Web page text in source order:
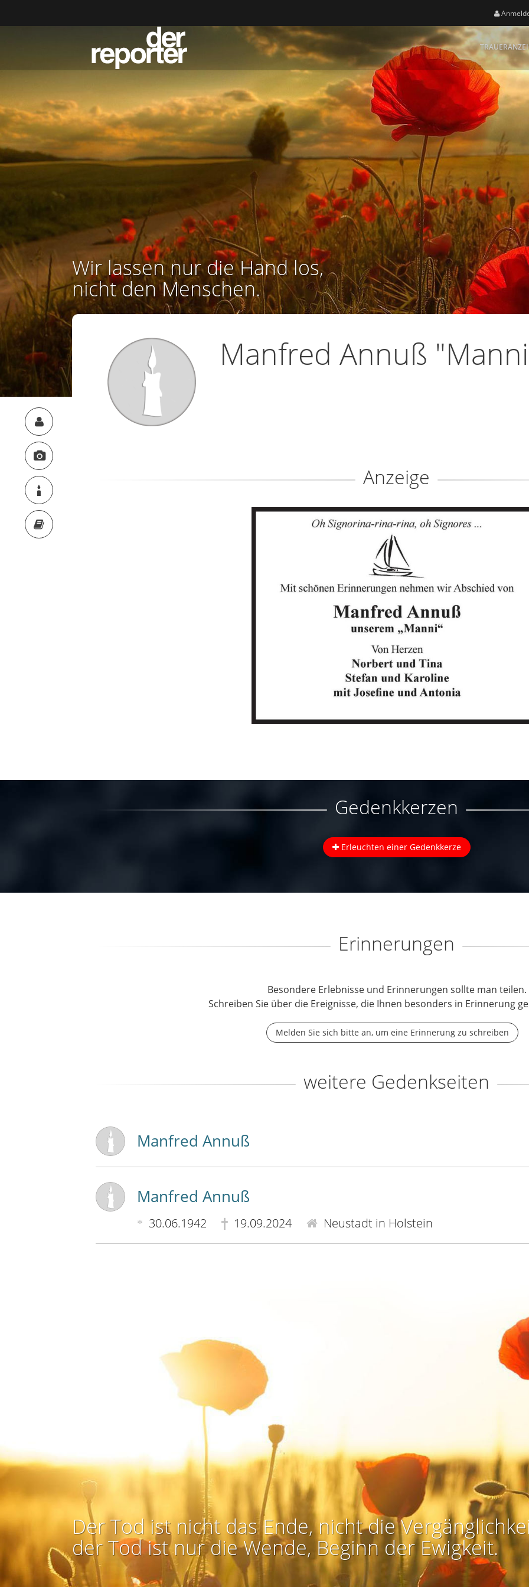
Wir lassen nur die Hand los,
nicht den Menschen.
Manfred Annuß
Anzeige
Gedenkkerzen
Erleuchten einer Gedenkkerze
Erinnerungen
Besondere Erlebnisse und Erinnerungen sollte man teilen.
Schreiben Sie über die Ereignisse, die Ihnen besonders in Erinnerung
Melden Sie sich bitte an, um eine Erinnerung zu schreiben
weitere Gedenkseiten
Manfred Annuß
Manfred Annuß
30.06.1942 19.09.2024 Neustadt in Holstein
Der Tod ist nicht das Ende, nicht die
der Tod ist nur die Wende, Beginn der Ewigkeit.